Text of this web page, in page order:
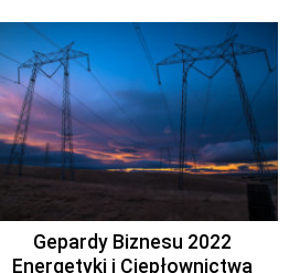
Gepardy Biznesu 2022
Energetyki i Ciepłownictwa